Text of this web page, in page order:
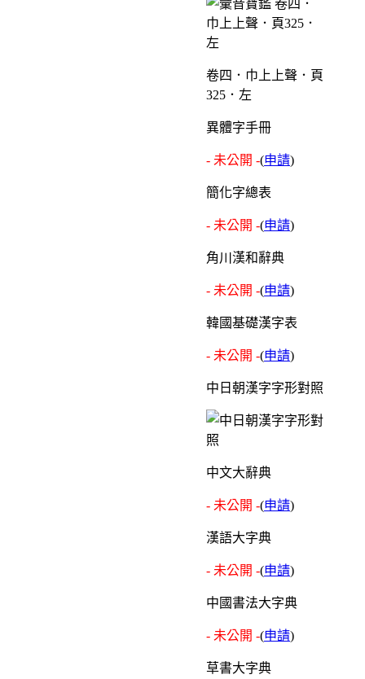
卷四．巾上上聲．頁
325．左
異體字手冊
- 未公開 -(申請)
簡化字總表
- 未公開 -(申請)
角川漢和辭典
- 未公開 -(申請)
韓國基礎漢字表
- 未公開 -(申請)
中日朝漢字字形對照
中文大辭典
- 未公開 -(申請)
漢語大字典
- 未公開 -(申請)
中國書法大字典
- 未公開 -(申請)
草書大字典